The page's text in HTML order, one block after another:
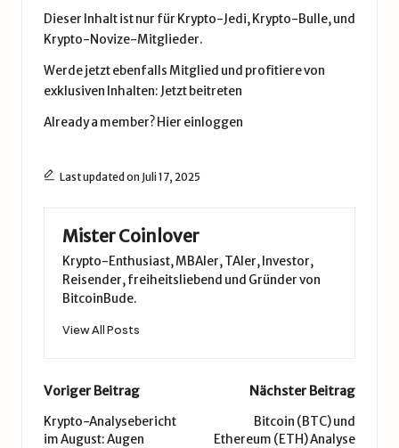
Dieser Inhalt ist nur für Krypto-Jedi, Krypto-Bulle, und
Krypto-Novize-Mitglieder.
Werde jetzt ebenfalls Mitglied und profitiere von
exklusiven Inhalten: Jetzt beitreten
Already a member? Hier einloggen
Last updated on Juli 17, 2025
Mister Coinlover
Krypto-Enthusiast, MBAler, TAler, Investor,
Reisender, freiheitsliebend und Gründer von
BitcoinBude.
View All Posts
Post
navigation
Voriger Beitrag
Krypto-Analysebericht
im August: Augen
Nächster Beitrag
Bitcoin (BTC) und
Ethereum (ETH) Analyse